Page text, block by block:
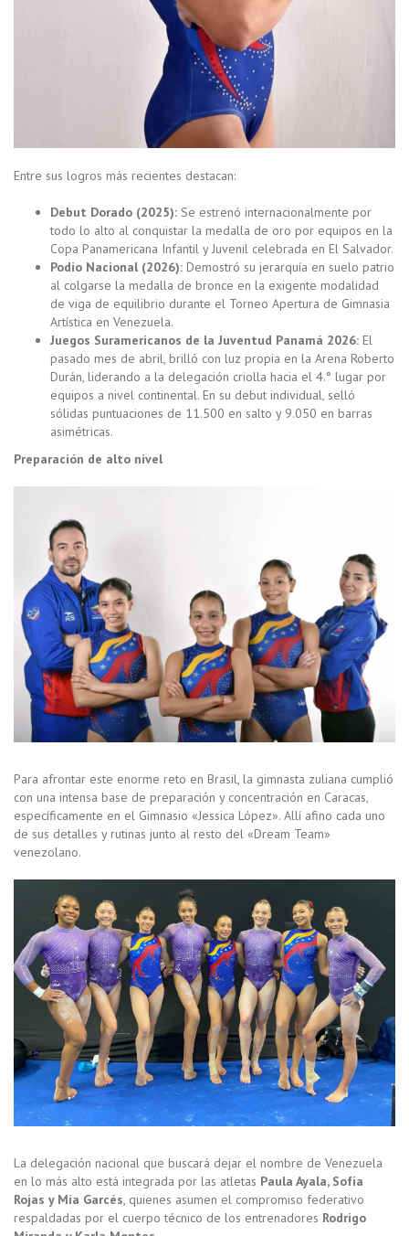
Entre sus logros más recientes destacan:
Debut Dorado (2025): Se estrenó internacionalmente por
todo lo alto al conquistar la medalla de oro por equipos en la
Copa Panamericana Infantil y Juvenil celebrada en El Salvador.
Podio Nacional (2026): Demostró su jerarquía en suelo patrio
al colgarse la medalla de bronce en la exigente modalidad
de viga de equilibrio durante el Torneo Apertura de Gimnasia
Artística en Venezuela.
Juegos Suramericanos de la Juventud Panamá 2026: El
pasado mes de abril, brilló con luz propia en la Arena Roberto
Durán, liderando a la delegación criolla hacia el 4.° lugar por
equipos a nivel continental. En su debut individual, selló
sólidas puntuaciones de 11.500 en salto y 9.050 en barras
asimétricas.
Preparación de alto nivel
Para afrontar este enorme reto en Brasil, la gimnasta zuliana cumplió
con una intensa base de preparación y concentración en Caracas,
específicamente en el Gimnasio «Jessica López». Allí afino cada uno
de sus detalles y rutinas junto al resto del «Dream Team»
venezolano.
La delegación nacional que buscará dejar el nombre de Venezuela
en lo más alto está integrada por las atletas Paula Ayala, Sofía
Rojas y Mía Garcés, quienes asumen el compromiso federativo
respaldadas por el cuerpo técnico de los entrenadores Rodrigo